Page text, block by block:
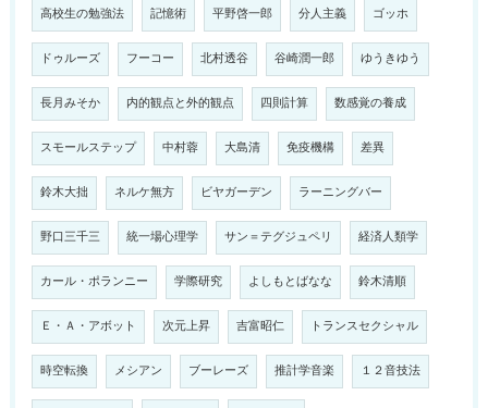
高校生の勉強法 記憶術 平野啓一郎 分人主義 ゴッホ
ドゥルーズ フーコー 北村透谷 谷崎潤一郎 ゆうきゆう
長月みそか 内的観点と外的観点 四則計算 数感覚の養成
スモールステップ 中村蓉 大島清 免疫機構 差異
鈴木大拙 ネルケ無方 ビヤガーデン ラーニングバー
野口三千三 統一場心理学 サン＝テグジュペリ 経済人類学
カール・ポランニー 学際研究 よしもとばなな 鈴木清順
Ｅ・Ａ・アボット 次元上昇 吉富昭仁 トランスセクシャル
時空転換 メシアン ブーレーズ 推計学音楽 １２音技法